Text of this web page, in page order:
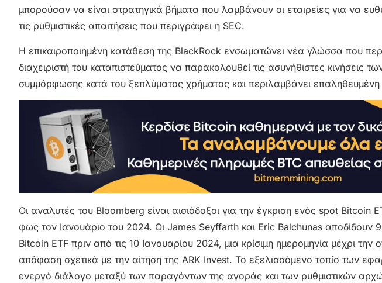
μπορούσαν να είναι στρατηγικά βήματα που λαμβάνουν οι εταιρείες για να
τις ρυθμιστικές απαιτήσεις που περιγράφει η SEC.
Η επικαιροποιημένη κατάθεση της BlackRock ενσωματώνει νέα γλώσσα που
διαχειριστή του καταπιστεύματος να παρακολουθεί τις ασυνήθιστες κινήσεις
συμμόρφωσης κατά του ξεπλύματος χρήματος και περιλαμβάνει
Οι αναλυτές του Bloomberg είναι αισιόδοξοι για την έγκριση ενός spot
φως τον Ιανουάριο του 2024. Οι James Seyffarth και Eric Balchunas αποδίδουν
Bitcoin ETF πριν από τις 10 Ιανουαρίου 2024, μια κρίσιμη ημερομηνία μέχρι την
απόφαση σχετικά με την αίτηση της ARK Invest. Το εξελισσόμενο τοπίο των
ενεργό διάλογο μεταξύ των παραγόντων της αγοράς και των ρυθμιστικών